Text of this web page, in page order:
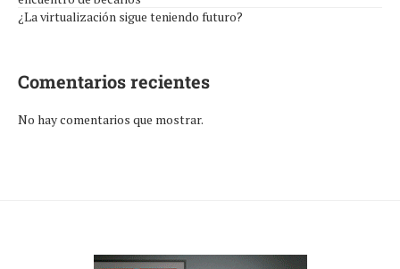
¿La virtualización sigue teniendo futuro?
Comentarios recientes
No hay comentarios que mostrar.